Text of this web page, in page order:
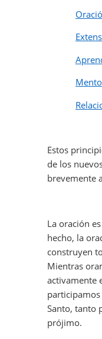
Estos
de los
brevemente
La oración
hecho, la
construyen
Mientras
activamente
Santo, tanto
prójimo.